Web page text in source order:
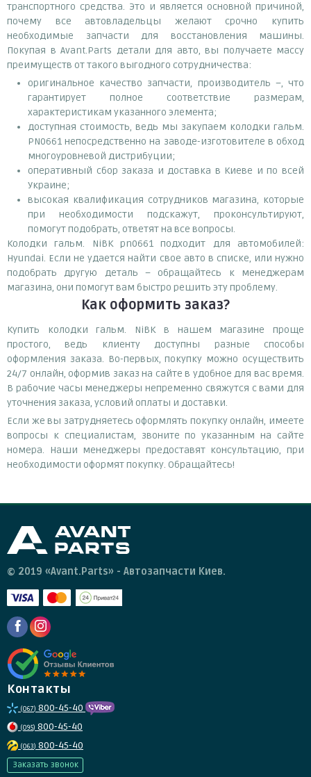
транспортного средства. Это и является основной причиной,
почему все автовладельцы желают срочно купить
необходимые запчасти для восстановления машины.
Покупая в Avant.Parts детали для авто, вы получаете массу
преимуществ от такого выгодного сотрудничества:
оригинальное качество запчасти, производитель –, что
гарантирует полное соответствие размерам,
характеристикам указанного элемента;
доступная стоимость, ведь мы закупаем колодки гальм.
PN0661 непосредственно на заводе-изготовителе в обход
многоуровневой дистрибуции;
оперативный сбор заказа и доставка в Киеве и по всей
Украине;
высокая квалификация сотрудников магазина, которые
при необходимости подскажут, проконсультируют,
помогут подобрать, ответят на все вопросы.
Колодки гальм. NiBK pn0661 подходит для автомобилей:
Hyundai. Если не удается найти свое авто в списке, или нужно
подобрать другую деталь – обращайтесь к менеджерам
магазина, они помогут вам быстро решить эту проблему.
Как оформить заказ?
Купить колодки гальм. NiBK в нашем магазине проще
простого, ведь клиенту доступны разные способы
оформления заказа. Во-первых, покупку можно осуществить
24/7 онлайн, оформив заказ на сайте в удобное для вас время.
В рабочие часы менеджеры непременно свяжутся с вами для
уточнения заказа, условий оплаты и доставки.
Если же вы затрудняетесь оформлять покупку онлайн, имеете
вопросы к специалистам, звоните по указанным на сайте
номера. Наши менеджеры предоставят консультацию, при
необходимости оформят покупку. Обращайтесь!
© 2019 «Avant.Parts» - Автозапчасти Киев.
Контакты
(067) 800-45-40
(095) 800-45-40
(063) 800-45-40
Заказать звонок